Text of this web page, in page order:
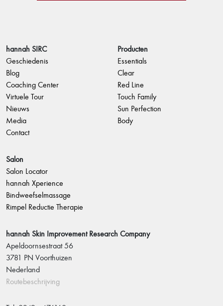
hannah SIRC
Geschiedenis
Blog
Coaching Center
Virtuele Tour
Nieuws
Media
Contact
Producten
Essentials
Clear
Red Line
Touch Family
Sun Perfection
Body
Salon
Salon Locator
hannah Xperience
Bindweefselmassage
Rimpel Reductie Therapie
hannah Skin Improvement Research Company
Apeldoornsestraat 56
3781 PN Voorthuizen
Nederland
Routebeschrijving